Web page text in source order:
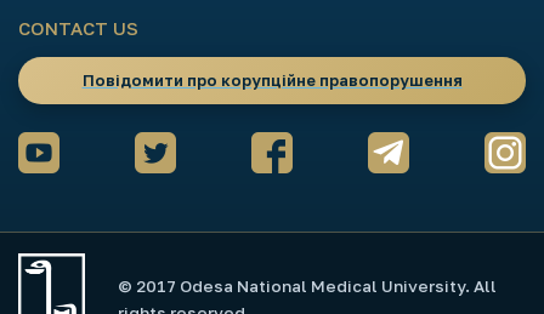
CONTACT US
Повідомити про корупційне правопорушення
© 2017 Odesa National Medical University. All